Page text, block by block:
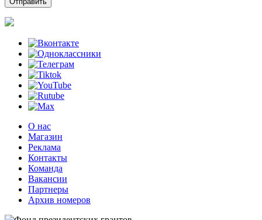
О нас
Магазин
Реклама
Контакты
Команда
Вакансии
Партнеры
Архив номеров